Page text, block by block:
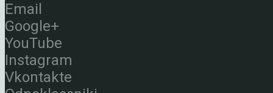
Email
Google+
YouTube
Instagram
Vkontakte